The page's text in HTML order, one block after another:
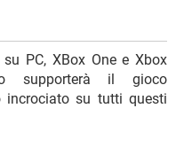
PC, XBox One e Xbox
supporterà il gioco
su tutti questi